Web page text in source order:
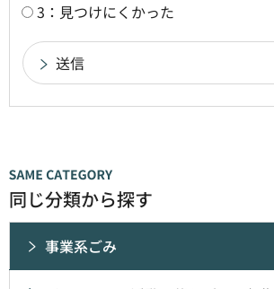
3：見つけにくかった
同じ分類から探す
事業系ごみ